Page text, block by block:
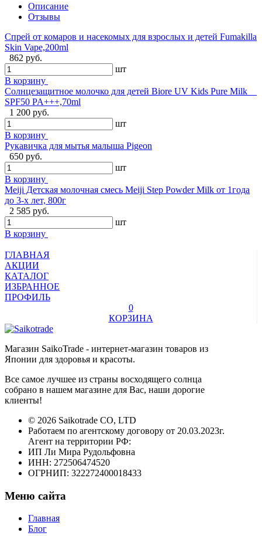
Описание
Отзывы
Спрей от комаров и насекомых для взрослых и детей Fumakilla
Skin Vape,200ml
862 руб.
шт
В корзину
Солнцезащитное молочко для детей Biore UV Kids Pure Milk
SPF50 PA+++,70ml
1 200 руб.
шт
В корзину
Рукавичка для мытья малыша Pigeon
650 руб.
шт
В корзину
Meiji Детская молочная смесь Meiji Step Powder Milk от 1года
до 3-х лет, 800г
2 585 руб.
шт
В корзину
ГЛАВНАЯ
АКЦИИ
КАТАЛОГ
ИЗБРАННОЕ
ПРОФИЛЬ
0
КОРЗИНА
Магазин SaikoTrade - интернет-магазин товаров из
Японии для здоровья и красоты.
Все самое лучшее из страны восходящего солнца
собрано в нашем магазине для Вас, наши дорогие
клиенты!
© 2026 Saikotrade CO, LTD
Работаем по агентскому договору от 20.03.2023г.
Агент на территории РФ:
ИП Ли Мира Рудольфовна
ИНН: 272506474520
ОГРНИП: 322272400018433
Меню сайта
Главная
Блог